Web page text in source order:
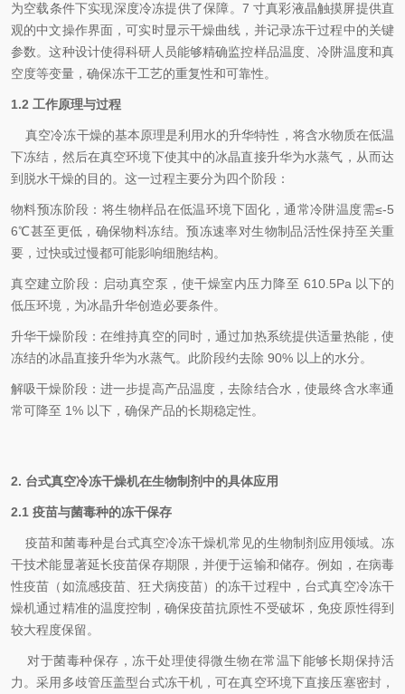
为空载条件下实现深度冷冻提供了保障。7 寸真彩液晶触摸屏提供直
观的中文操作界面，可实时显示干燥曲线，并记录冻干过程中的关键
参数。这种设计使得科研人员能够精确监控样品温度、冷阱温度和真
空度等变量，确保冻干工艺的重复性和可靠性。
1.2 工作原理与过程
真空冷冻干燥的基本原理是利用水的升华特性，将含水物质在低温
下冻结，然后在真空环境下使其中的冰晶直接升华为水蒸气，从而达
到脱水干燥的目的。这一过程主要分为四个阶段：
物料预冻阶段：将生物样品在低温环境下固化，通常冷阱温度需≤-5
6℃甚至更低，确保物料冻结。预冻速率对生物制品活性保持至关重
要，过快或过慢都可能影响细胞结构。
真空建立阶段：启动真空泵，使干燥室内压力降至 610.5Pa 以下的
低压环境，为冰晶升华创造必要条件。
升华干燥阶段：在维持真空的同时，通过加热系统提供适量热能，使
冻结的冰晶直接升华为水蒸气。此阶段约去除 90% 以上的水分。
解吸干燥阶段：进一步提高产品温度，去除结合水，使最终含水率通
常可降至 1% 以下，确保产品的长期稳定性。
2. 台式真空冷冻干燥机在生物制剂中的具体应用
2.1 疫苗与菌毒种的冻干保存
疫苗和菌毒种是台式真空冷冻干燥机常见的生物制剂应用领域。冻
干技术能显著延长疫苗保存期限，并便于运输和储存。例如，在病毒
性疫苗（如流感疫苗、狂犬病疫苗）的冻干过程中，台式真空冷冻干
燥机通过精准的温度控制，确保疫苗抗原性不受破坏，免疫原性得到
较大程度保留。
对于菌毒种保存，冻干处理使得微生物在常温下能够长期保持活
力。采用多歧管压盖型台式冻干机，可在真空环境下直接压塞密封，